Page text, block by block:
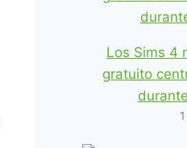
Los Sims 4
gratuito